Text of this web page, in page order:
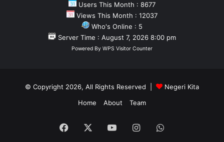
Users This Month : 8677
Views This Month : 12037
Who's Online : 5
Server Time : August 7, 2026 8:00 pm
Powered By WPS Visitor Counter
© Copyright 2026, All Rights Reserved |
Negeri Kita
Home
About Team
Facebook YouTubeInstagramWhatsApp